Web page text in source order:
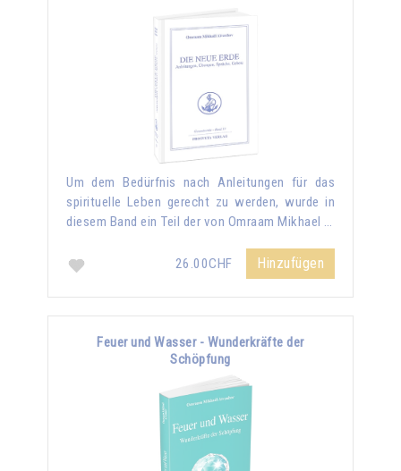
Um dem Bedürfnis nach Anleitungen für das
spirituelle Leben gerecht zu werden, wurde in
diesem Band ein Teil der von Omraam Mikhael …
26.00CHF Hinzufügen
Feuer und Wasser - Wunderkräfte der
Schöpfung